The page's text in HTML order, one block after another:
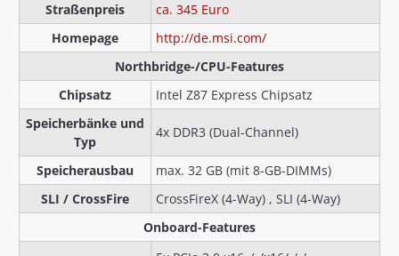
Straßenpreis
ca. 345 Euro
Homepage
http://de.msi.com/
Northbridge-/CPU-Features
Chipsatz
Intel Z87 Express Chipsatz
Speicherbänke und
Typ
4x DDR3 (Dual-Channel)
Speicherausbau
max. 32 GB (mit 8-GB-DIMMs)
SLI / CrossFire
CrossFireX (4-Way) , SLI (4-Way)
Onboard-Features